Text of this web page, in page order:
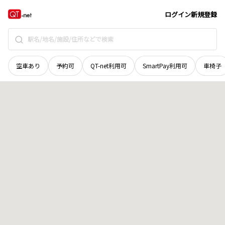
ログイン新規登録
空車あり 予約可 QT-net利用可 SmartPay利用可 車椅子
島根県